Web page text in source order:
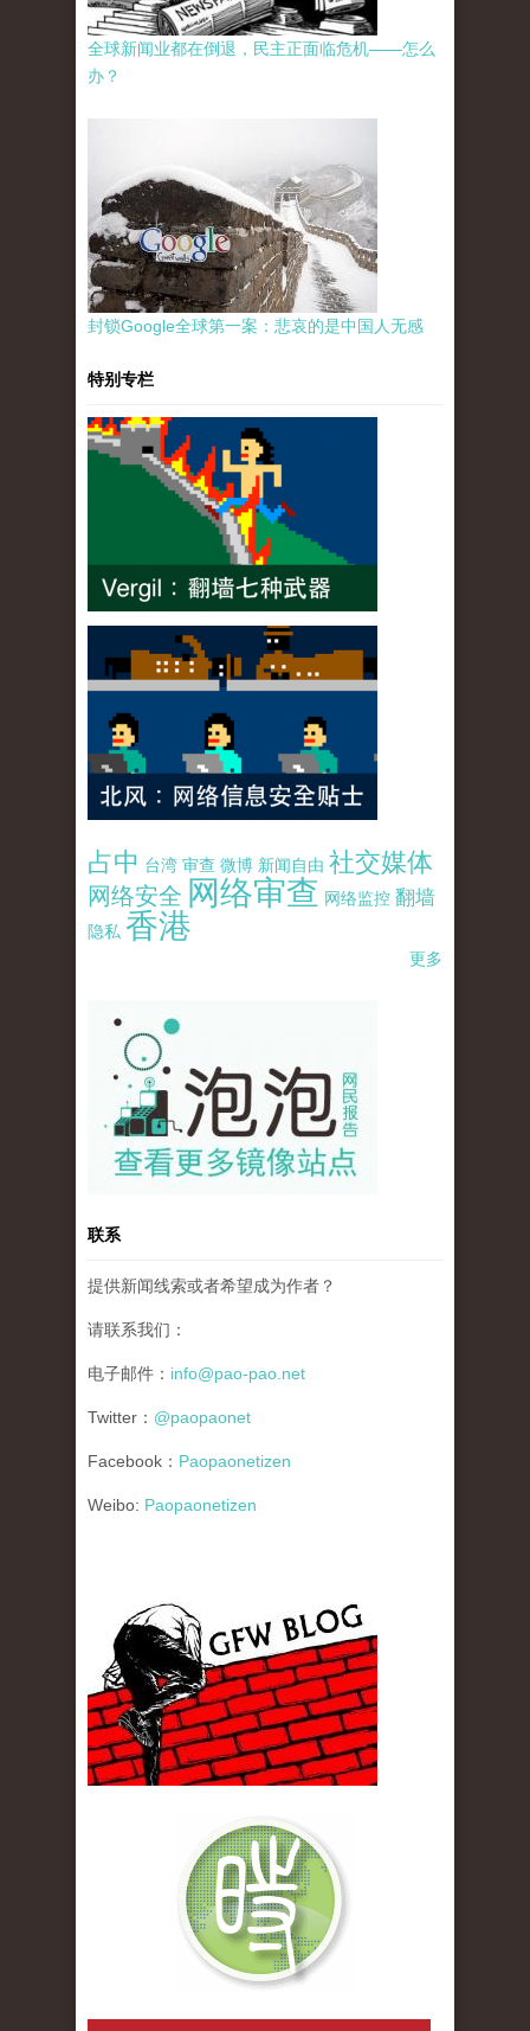
全球新闻业都在倒退，民主正面临危机——怎么
办？
封锁Google全球第一案：悲哀的是中国人无感
特别专栏
占中 台湾 审查 微博 新闻自由 社交媒体
网络安全 网络审查 网络监控 翻墙
隐私 香港
更多
pao-pao-banner-mirror-site-120814.jpg
联系
提供新闻线索或者希望成为作者？
请联系我们：
电子邮件： info@pao-pao.net
Twitter： @paopaonet
Facebook： Paopaonetizen
Weibo: Paopaonetizen
gfw_blog_small.jpg